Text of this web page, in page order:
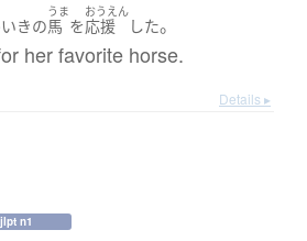
きの
うま
馬 を
おうえん
応援 した。
her favorite horse.
Details ▸
jlpt n1